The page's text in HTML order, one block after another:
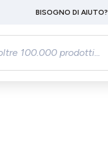
BISOGNO DI AIUTO?